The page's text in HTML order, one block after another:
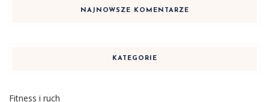
NAJNOWSZE KOMENTARZE
KATEGORIE
Fitness i ruch